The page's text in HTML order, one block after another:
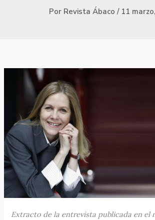
Por Revista Ábaco / 11
Extracto de la entrevista publicada en el